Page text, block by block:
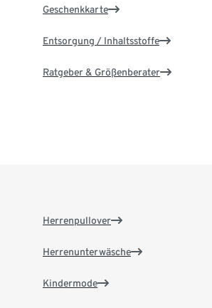
Geschenkkarte
Entsorgung / Inhaltsstoffe
Ratgeber & Größenberater
Herrenpullover
Herrenunterwäsche
Kindermode